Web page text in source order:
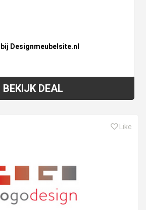
Designmeubelsite.nl
BEKIJK DEAL
Like